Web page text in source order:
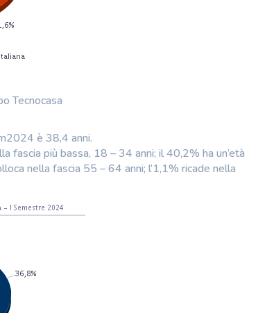
Tecnocasa
è 38,4 anni.
fascia più bassa, 18 – 34 anni; il 40,2% ha un’età
nella fascia 55 – 64 anni; l’1,1% ricade nella